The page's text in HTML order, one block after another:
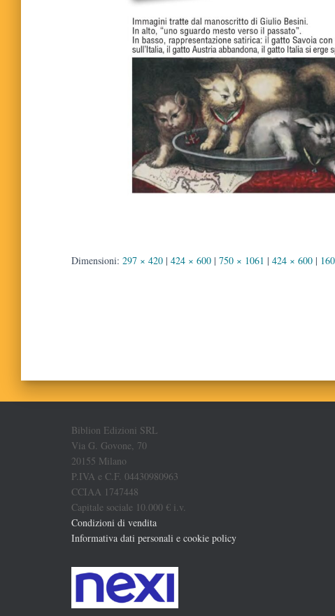
Dimensioni: 297 × 420 | 424 × 600 | 750 × 1061 | 424 × 600 |
Biblion Edizioni SRL
Via G. Govone, 70
20155 Milano
P.IVA e C.F. 04430980963
CCIAA 1747448
Capitale sociale 10.000 € i.v.
Condizioni di vendita
Informativa dati personali e cookie policy